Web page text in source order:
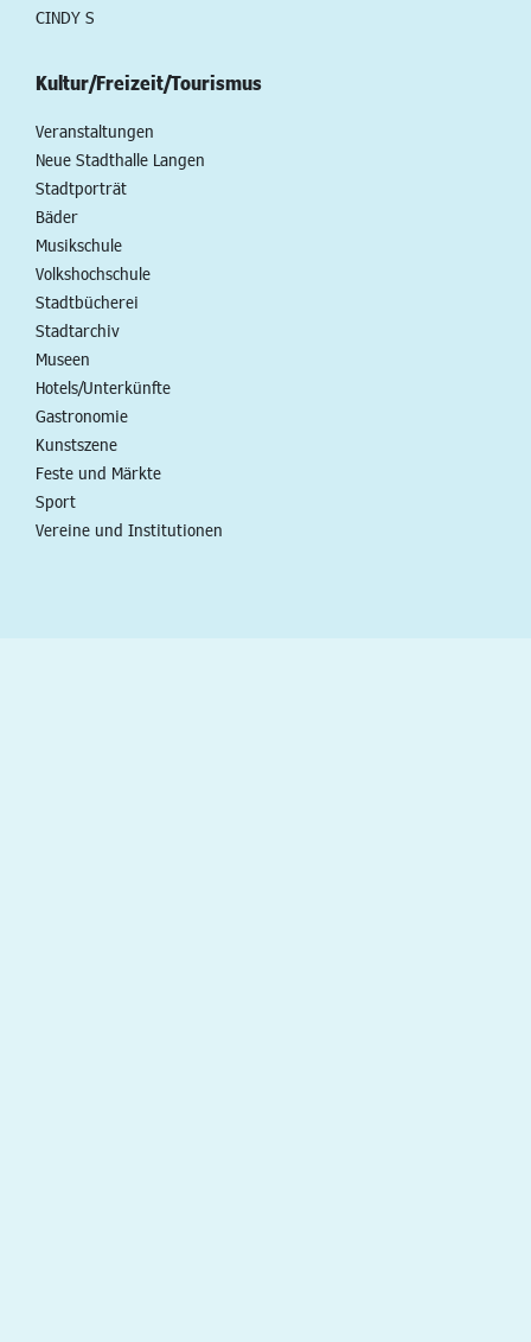
CINDY S
Kultur/Freizeit/Tourismus
Veranstaltungen
Neue Stadthalle Langen
Stadtporträt
Bäder
Musikschule
Volkshochschule
Stadtbücherei
Stadtarchiv
Museen
Hotels/Unterkünfte
Gastronomie
Kunstszene
Feste und Märkte
Sport
Vereine und Institutionen